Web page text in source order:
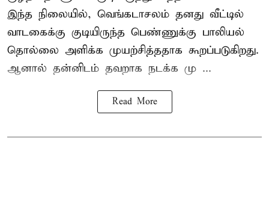
இந்த நிலையில், வெங்கடாசலம் தனது வீட்டில்
வாடகைக்கு குடியிருந்த பெண்ணுக்கு பாலியல்
தொல்லை அளிக்க முயற்சித்ததாக கூறப்படுகிறது.
ஆனால் தன்னிடம் தவறாக நடக்க மு ...
Read More